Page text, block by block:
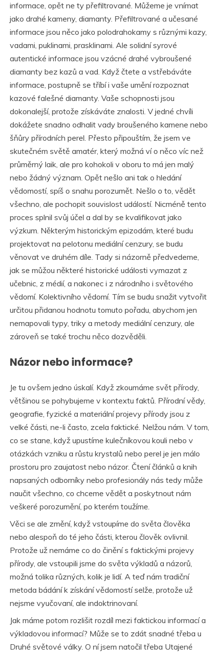
informace, opět ne ty přefiltrované. Můžeme je vnímat
jako drahé kameny, diamanty. Přefiltrované a učesané
informace jsou něco jako polodrahokamy s různými kazy,
vadami, puklinami, prasklinami. Ale solidní syrové
autentické informace jsou vzácné drahé vybroušené
diamanty bez kazů a vad. Když čtete a vstřebáváte
informace, postupně se tříbí i vaše umění rozpoznat
kazové falešné diamanty. Vaše schopnosti jsou
dokonalejší, protože získáváte znalosti. V jedné chvíli
dokážete snadno odhalit vady broušeného kamene nebo
šňůry přírodních perel. Přesto připouštím, že jsem ve
skutečném světě amatér, který možná ví o něco víc než
průměrný laik, ale pro kohokoli v oboru to má jen malý
nebo žádný význam. Opět nešlo ani tak o hledání
vědomostí, spíš o snahu porozumět. Nešlo o to, vědět
všechno, ale pochopit souvislost událostí. Nicméně tento
proces splnil svůj účel a dal by se kvalifikovat jako
výzkum. Některým historickým epizodám, které budu
projektovat na pelotonu mediální cenzury, se budu
věnovat ve druhém díle. Tady si názorně předvedeme,
jak se můžou některé historické události vymazat z
učebnic, z médií, a nakonec i z národního i světového
vědomí. Kolektivního vědomí. Tím se budu snažit vytvořit
určitou přidanou hodnotu tomuto pořadu, abychom jen
nemapovali typy, triky a metody mediální cenzury, ale
zároveň se také trochu něco dozvěděli.
Názor nebo informace?
Je tu ovšem jedno úskalí. Když zkoumáme svět přírody,
většinou se pohybujeme v kontextu faktů. Přírodní vědy,
geografie, fyzické a materiální projevy přírody jsou z
velké části, ne-li často, zcela faktické. Nelžou nám. V tom,
co se stane, když upustíme kulečníkovou kouli nebo v
otázkách vzniku a růstu krystalů nebo perel je jen málo
prostoru pro zaujatost nebo názor. Čtení článků a knih
napsaných odborníky nebo profesionály nás tedy může
naučit všechno, co chceme vědět a poskytnout nám
veškeré porozumění, po kterém toužíme.
Věci se ale změní, když vstoupíme do světa člověka
nebo alespoň do té jeho části, kterou člověk ovlivnil.
Protože už nemáme co do činění s faktickými projevy
přírody, ale vstoupili jsme do světa výkladů a názorů,
možná tolika různých, kolik je lidí. A teď nám tradiční
metoda bádání k získání vědomostí selže, protože už
nejsme vyučovaní, ale indoktrinovaní.
Jak máme potom rozlišit rozdíl mezi faktickou informací a
výkladovou informací? Může se to zdát snadné třeba u
Druhé světové války . O ní jsem natočil třeba Utajené